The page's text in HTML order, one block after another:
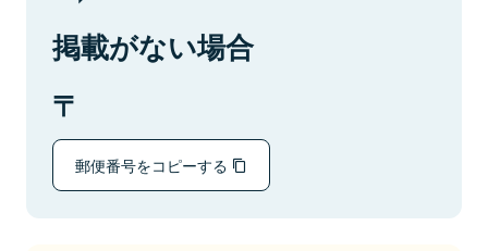
掲載がない場合
郵便番号をコピーする